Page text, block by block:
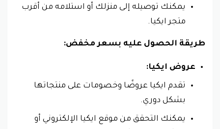
يمكنك توصيله إلى منزلك أو استلامه من أقرب
متجر ايكيا.
طريقة الحصول عليه بسعر مخفض:
عروض ايكيا:
تقدم ايكيا عروضًا وخصومات على منتجاتها
بشكل دوري.
يمكنك التحقق من موقع ايكيا الإلكتروني أو